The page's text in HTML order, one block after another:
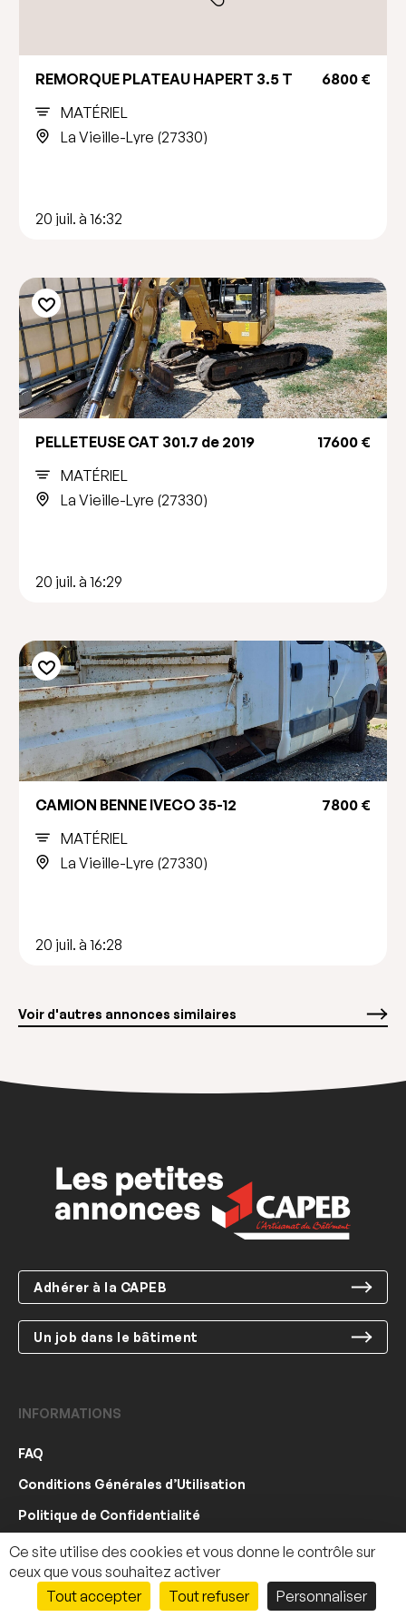
250 € Contacter le vendeur
REMORQUE PLATEAU HAPERT 3.5 T
6800 €
MATÉRIEL
La Vieille-Lyre (27330)
20 juil. à 16:32
PELLETEUSE CAT 301.7 de 2019
17600 €
MATÉRIEL
La Vieille-Lyre (27330)
20 juil. à 16:29
CAMION BENNE IVECO 35-12
7800 €
MATÉRIEL
La Vieille-Lyre (27330)
20 juil. à 16:28
Voir d'autres annonces similaires
Adhérer à la CAPEB
Un job dans le bâtiment
INFORMATIONS
FAQ
Conditions Générales d’Utilisation
Politique de Confidentialité
Crédits
© CAPEB 2022
Ce site utilise des cookies et vous donne le contrôle sur
ceux que vous souhaitez activer
Tout accepter
Tout refuser Personnaliser